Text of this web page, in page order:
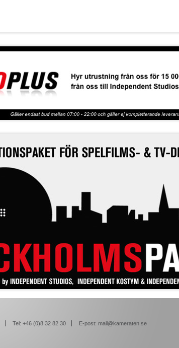
Tel: +46 (0)8 32 82 30 E-post: mail@kameraten.se